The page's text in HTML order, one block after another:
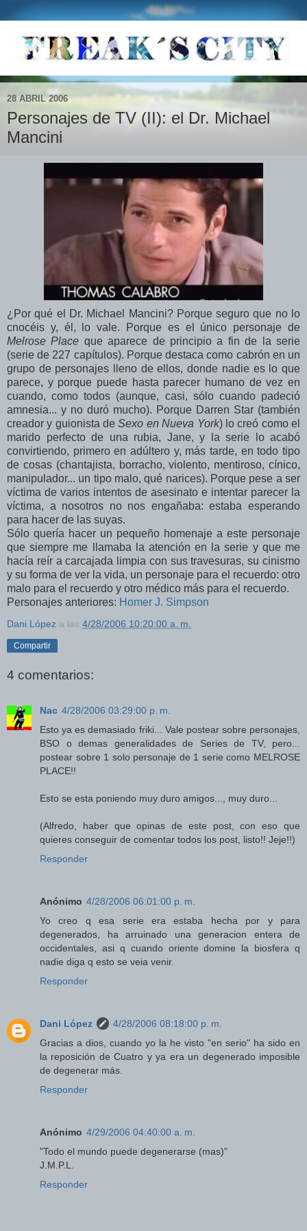
28 ABRIL 2006
Personajes de TV (II): el Dr. Michael
Mancini
¿Por qué el Dr. Michael Mancini? Porque seguro que no lo
cnocéis y, él, lo vale. Porque es el único personaje de
Melrose Place que aparece de principio a fin de la serie
(serie de 227 capítulos). Porque destaca como cabrón en un
grupo de personajes lleno de ellos, donde nadie es lo que
parece, y porque puede hasta parecer humano de vez en
cuando, como todos (aunque, casi, sólo cuando padeció
amnesia... y no duró mucho). Porque Darren Star (también
creador y guionista deSexo en Nueva York) lo creó como el
marido perfecto de una rubia, Jane, y la serie lo acabó
convirtiendo, primero en adúltero y, más tarde, en todo tipo
de cosas (chantajista, borracho, violento, mentiroso, cínico,
manipulador... un tipo malo, qué narices). Porque pese a ser
víctima de varios intentos de asesinato e intentar parecer la
víctima, a nosotros no nos engañaba: estaba esperando
para hacer de las suyas.
Sólo quería hacer un pequeño homenaje a este personaje
que siempre me llamaba la atención en la serie y que me
hacía reír a carcajada limpia con sus travesuras, su cinismo
y su forma de ver la vida, un personaje para el recuerdo: otro
malo para el recuerdo y otro médico más para el recuerdo.
Personajes anteriores: Homer J. Simpson
Dani López a las 4/28/2006 10:20:00 a. m.
Compartir
4 comentarios:
Nac 4/28/2006 03:29:00 p. m.
Esto ya es demasiado friki... Vale postear sobre personajes,
BSO o demas generalidades de Series de TV, pero...
postear sobre 1 solo personaje de 1 serie como MELROSE
PLACE!!
Esto se esta poniendo muy duro amigos..., muy duro...
(Alfredo, haber que opinas de este post, con eso que
quieres conseguir de comentar todos los post, listo!! Jeje!!)
Responder
Anónimo 4/28/2006 06:01:00 p. m.
Yo creo q esa serie era estaba hecha por y para
degenerados, ha arruinado una generacion entera de
occidentales, asi q cuando oriente domine la biosfera q
nadie diga q esto se veia venir.
Responder
Dani López
4/28/2006 08:18:00 p. m.
Gracias a dios, cuando yo la he visto "en serio" ha sido en
la reposición de Cuatro y ya era un degenerado imposible
de degenerar más.
Responder
Anónimo 4/29/2006 04:40:00 a. m.
"Todo el mundo puede degenerarse (mas)"
J.M.P.L.
Responder